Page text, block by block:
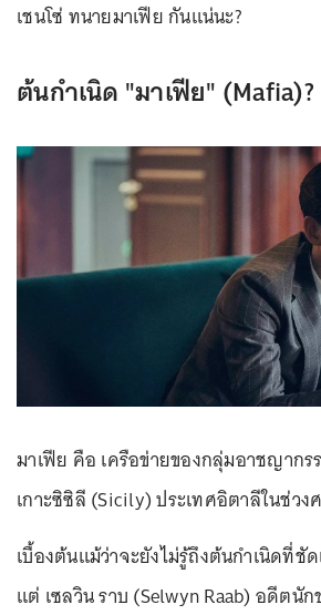
เชนโซ่ ทนายมาเฟีย กันแน่นะ?
ต้นกำเนิด "มาเฟีย" (Mafia)?
มาเฟีย คือ เครือข่ายของกลุ่มอาชญาก
เกาะซิซิลี (Sicily) ประเทศอิตาลีในช่วง
เบื้องต้นแม้ว่าจะยังไม่รู้ถึงต้นกำเนิดที่ชั
แต่ เซลวิน ราบ (Selwyn Raab) อดีตนั